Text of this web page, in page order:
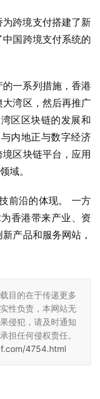
跨境支付搭建了新
国跨境支付系统的
一系列措施，香港
湾区，然后再推广
区区块链的发展和
内地正与数字经济
区块链平台，应用
域。
前沿的体现。 一方
香港带来产业、资
产品和服务网站，
目的在于传递更多
性负责，本网站无
侵犯，请及时通知
担任何侵权责任。
4754.html